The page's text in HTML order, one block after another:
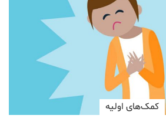
کمک‌های اولیه